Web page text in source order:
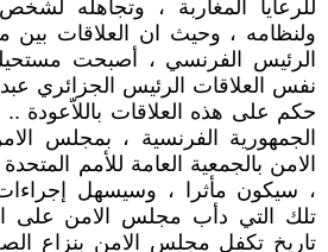
للرعايا المغاربة ، وتجاهله
ولنظامه ، وحيث ان العلاقات
الرئيس الفرنسي ، أصبحت
نفس العلاقات الرئيس الجزائري
حكم على هذه العلاقات باللاّعودة ..
الجمهورية الفرنسية ، بمجلس
الامن بالجمعية العامة للأمم المتحدة
، سيكون مأثرا ، وسيسهل
تاريخ تكفل مجلس الامن بنزاع